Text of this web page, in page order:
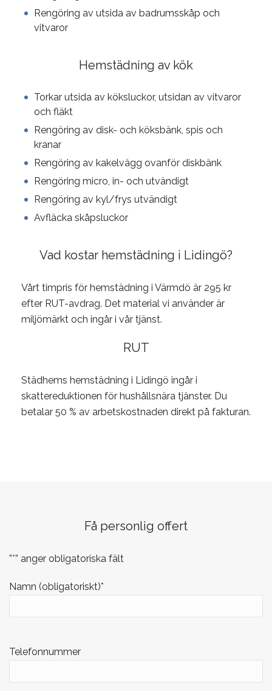
Rengöring av utsida av badrumsskåp och
vitvaror
Hemstädning av kök
Torkar utsida av köksluckor, utsidan av vitvaror
och fläkt
Rengöring av disk- och köksbänk, spis och
kranar
Rengöring av kakelvägg ovanför diskbänk
Rengöring micro, in- och utvändigt
Rengöring av kyl/frys utvändigt
Avfläcka skåpsluckor
Vad kostar hemstädning i Lidingö?
Vårt timpris för hemstädning i Värmdö är 295 kr
efter RUT-avdrag. Det material vi använder är
miljömärkt och ingår i vår tjänst.
RUT
Städhems hemstädning i Lidingö ingår i
skattereduktionen för hushållsnära tjänster. Du
betalar 50 % av arbetskostnaden direkt på fakturan.
Få personlig offert
”*” anger obligatoriska fält
Namn (obligatoriskt)*
Telefonnummer